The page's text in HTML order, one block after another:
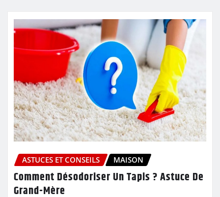
ASTUCES ET CONSEILS MAISON
Comment Désodoriser Un Tapis ? Astuce De
Grand-Mère